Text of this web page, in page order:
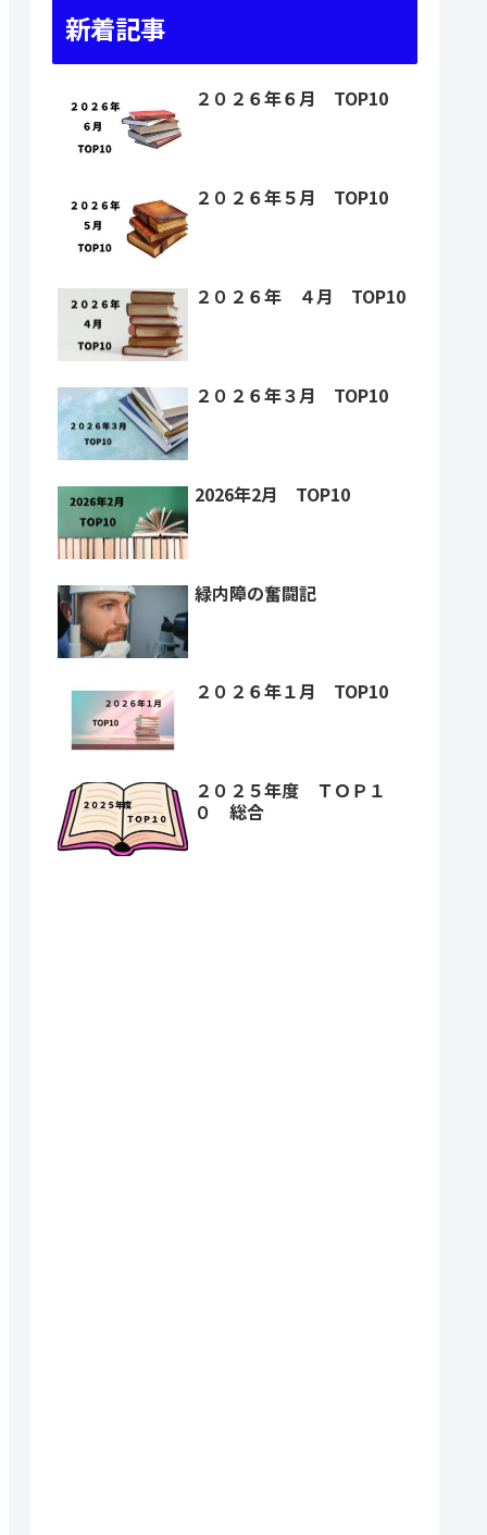
新着記事
２０２６年６月 TOP10
２０２６年５月 TOP10
２０２６年 ４月 TOP10
２０２６年３月 TOP10
2026年2月 TOP10
緑内障の奮闘記
２０２６年１月 TOP10
２０２５年度 ＴＯＰ１
０ 総合